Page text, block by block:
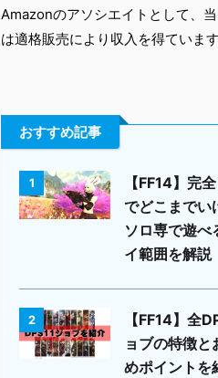
Amazonのアソシエイトとして、
は適格販売により収入を得ています
おすすめ記事
1
【FF14】完
でどこまでい
ソロ専で遊べ
イ範囲を解説
2
【FF14】全
ョブの特徴と
めポイントを